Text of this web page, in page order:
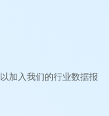
加入我们的行业数据报